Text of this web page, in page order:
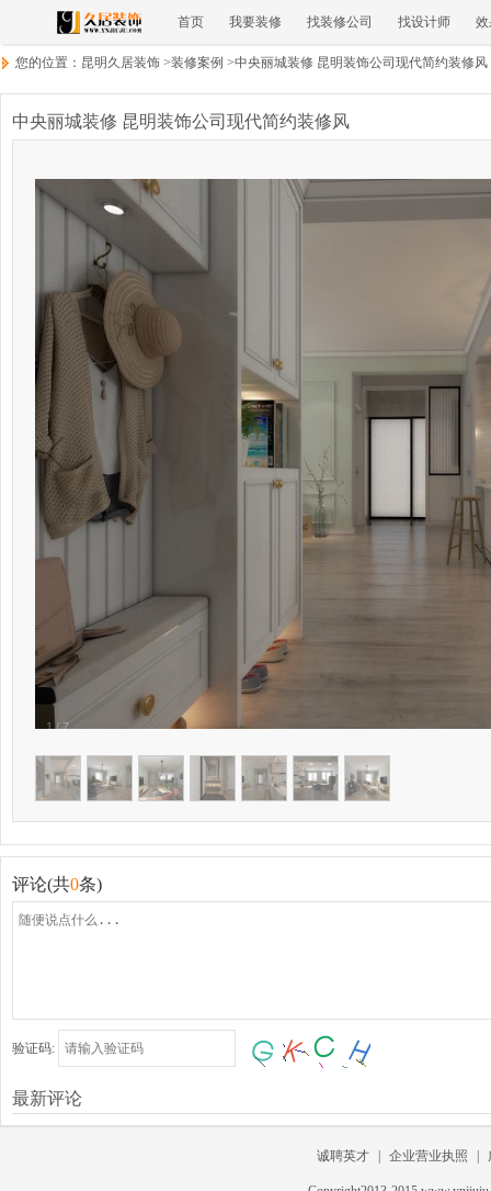
首页 我要装修 找装修公司 找设计师
您的位置： 昆明久居装饰 >装修案例 >中央丽城装修 昆明装饰公司现代简约装修风
中央丽城装修 昆明装饰公司现代简约装修风
1/7
评论(共0条)
验证码:
最新评论
诚聘英才 企业营业执照